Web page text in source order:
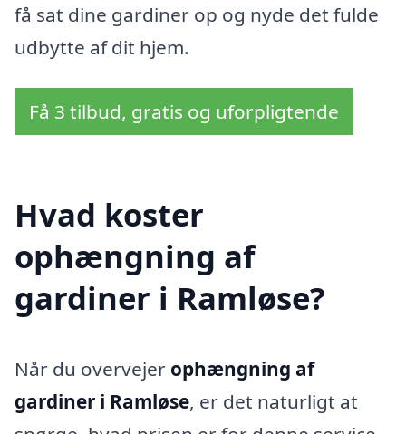
få sat dine gardiner op og nyde det fulde
udbytte af dit hjem.
Få 3 tilbud, gratis og uforpligtende
Hvad koster
ophængning af
gardiner i Ramløse?
Når du overvejer ophængning af
gardiner i Ramløse, er det naturligt at